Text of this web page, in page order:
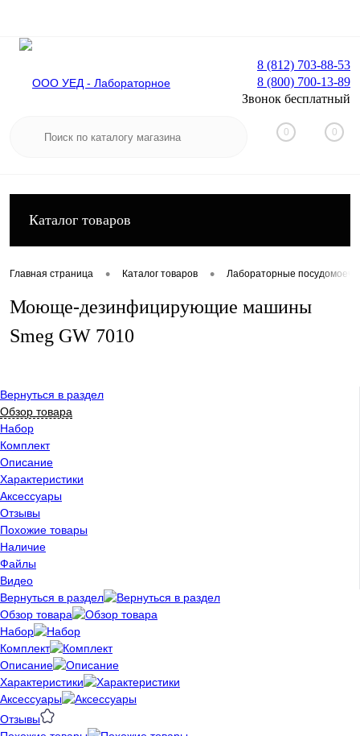
Вход Регистрация
8 (812) 703-88-53
8 (800) 700-13-89
Звонок бесплатный
0 0
Каталог товаров
Главная страница • Каталог товаров • Лабораторные
Моюще-дезинфицирующие машины
Smeg GW 7010
Вернуться в раздел
Обзор товара
Набор
Комплект
Описание
Характеристики
Аксессуары
Отзывы
Похожие товары
Наличие
Файлы
Видео
Вернуться в раздел
Обзор товара
Набор
Комплект
Описание
Характеристики
Аксессуары
Отзывы